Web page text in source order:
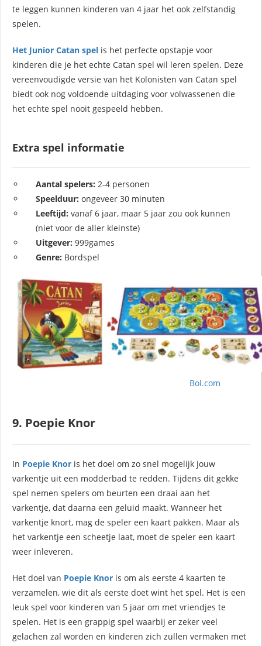
te leggen kunnen kinderen van 4 jaar het ook zelfstandig
spelen.
Het Junior Catan spel is het perfecte opstapje voor
kinderen die je het echte Catan spel wil leren spelen. Deze
vereenvoudigde versie van het Kolonisten van Catan spel
biedt ook nog voldoende uitdaging voor volwassenen die
het echte spel nooit gespeeld hebben.
Extra spel informatie
Aantal spelers:2-4 personen
Speelduur:ongeveer 30 minuten
Leeftijd: vanaf 6 jaar, maar 5 jaar zou ook kunnen
(niet voor de aller kleinste)
Uitgever:999games
Genre: Bordspel
Bol.com
9. Poepie Knor
In Poepie Knor is het doel om zo snel mogelijk jouw
varkentje uit een modderbad te redden. Tijdens dit gekke
spel nemen spelers om beurten een draai aan het
varkentje, dat daarna een geluid maakt. Wanneer het
varkentje knort, mag de speler een kaart pakken. Maar als
het varkentje een scheetje laat, moet de speler een kaart
weer inleveren.
Het doel van Poepie Knor is om als eerste 4 kaarten te
verzamelen, wie dit als eerste doet wint het spel. Het is een
leuk spel voor kinderen van 5 jaar om met vriendjes te
spelen. Het is een grappig spel waarbij er zeker veel
gelachen zal worden en kinderen zich zullen vermaken met